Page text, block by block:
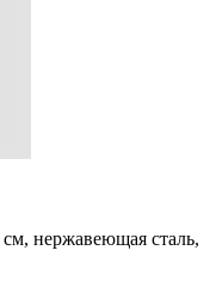
нержавеющая сталь,